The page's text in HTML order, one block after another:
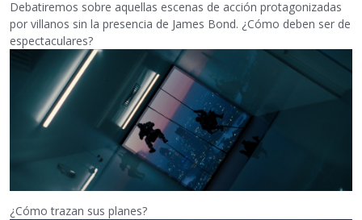
Debatiremos sobre aquellas escenas de acción protagonizadas
por villanos sin la presencia de James Bond. ¿Cómo deben ser de
espectaculares?
¿Cómo trazan sus planes?